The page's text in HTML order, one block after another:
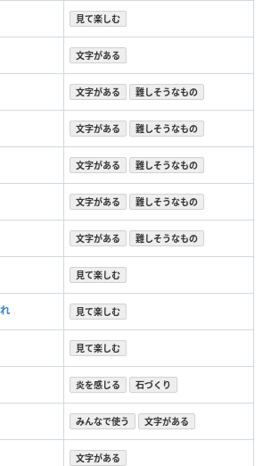
見て楽しむ
文字がある
文字がある 難しそうなもの
文字がある 難しそうなもの
文字がある 難しそうなもの
文字がある 難しそうなもの
文字がある 難しそうなもの
見て楽しむ
見て楽しむ
見て楽しむ
炎を感じる 石づくり
みんなで使う 文字がある
文字がある